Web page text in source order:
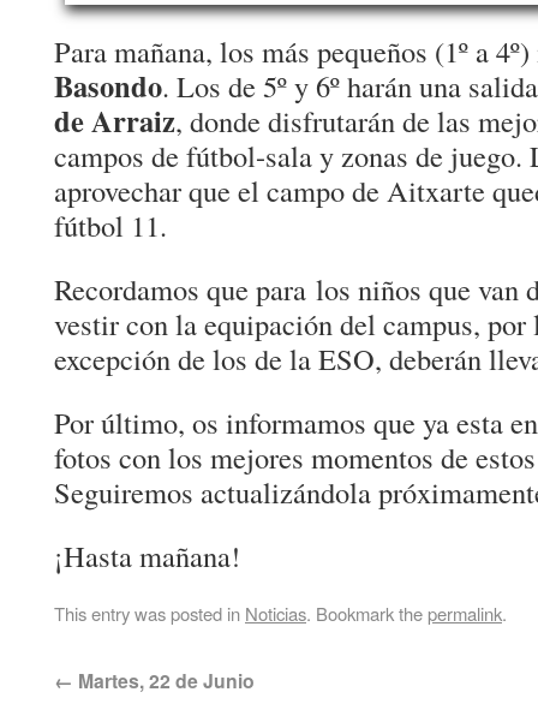
Para mañana, los más pequeños (1º a
Basondo. Los de 5º y 6º harán una
de Arraiz, donde disfrutarán de las
campos de fútbol-sala y zonas de juego.
aprovechar que el campo de Aitxarte
fútbol 11.
Recordamos que para los niños que van
vestir con la equipación del campus, por
excepción de los de la ESO, deberán
Por último, os informamos que ya esta
fotos con los mejores momentos de
Seguiremos actualizándola
¡Hasta mañana!
This entry was posted in Noticias. Bookmark the permalink.
← Martes, 22 de Junio